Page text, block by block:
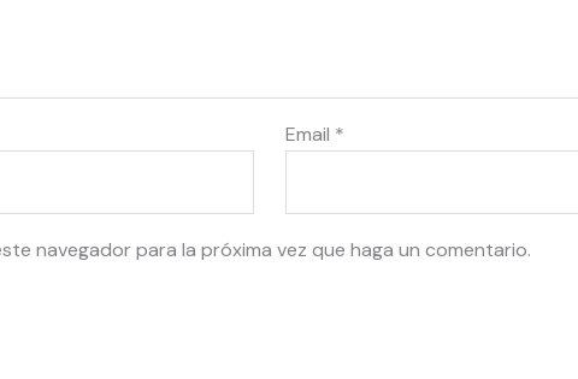
Email *
navegador para la próxima vez que haga un comentario.